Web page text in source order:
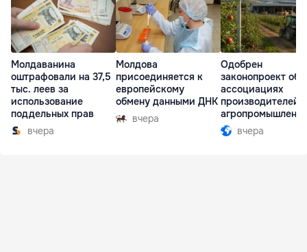
Молдаванина
оштрафовали на 37,5
тыс. леев за
использование
поддельных прав
вчера
Молдова
присоединяется к
европейскому
обмену данными ДНК
вчера
Одобрен
законопроект об
ассоциациях
производителей в
комплексе
вчера